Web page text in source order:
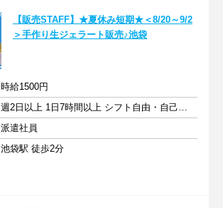
【販売STAFF】★夏休み短期★＜8/20～9/2
＞手作り生ジェラート販売♪池袋
時給1500円
週2日以上 1日7時間以上 シフト自由・自己申告
派遣社員
池袋駅 徒歩2分